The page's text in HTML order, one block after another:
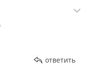
ответить